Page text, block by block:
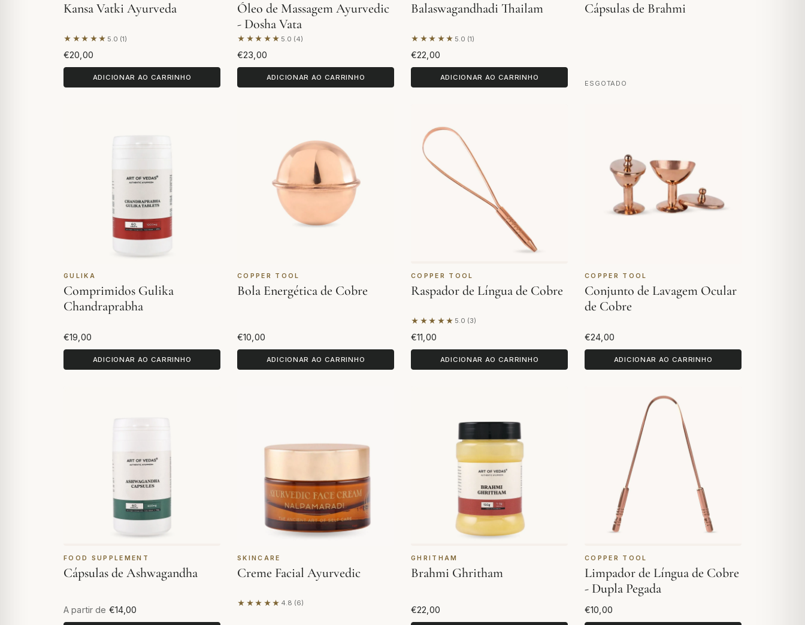
Kansa Vatki Ayurveda
★★★★★ 5.0 (1)
Com base em 1 avaliação
€20,00
ADICIONAR AO CARRINHO
Óleo de Massagem Ayurvedic
- Dosha Vata
★★★★★ 5.0 (4)
Com base em 4 avaliações
€23,00
ADICIONAR AO CARRINHO
Balaswagandhadi Thailam
★★★★★ 5.0 (1)
Com base em 1 avaliação
€22,00
ADICIONAR AO CARRINHO
Cápsulas de Brahmi
ESGOTADO
GULIKA
Comprimidos Gulika
Chandraprabha
€19,00
ADICIONAR AO CARRINHO
COPPER TOOL
Bola Energética de Cobre
€10,00
ADICIONAR AO CARRINHO
COPPER TOOL
Raspador de Língua de Cobre
★★★★★ 5.0 (3)
Com base em 3 avaliações
€11,00
ADICIONAR AO CARRINHO
COPPER TOOL
Conjunto de Lavagem Ocular
de Cobre
€24,00
ADICIONAR AO CARRINHO
FOOD SUPPLEMENT
Cápsulas de Ashwagandha
A partir de €14,00
SKINCARE
Creme Facial Ayurvedic
★★★★★ 4.8 (6)
Com base em 6 avaliações
GHRITHAM
Brahmi Ghritham
€22,00
COPPER TOOL
Limpador de Língua de Cobre
- Dupla Pegada
€10,00